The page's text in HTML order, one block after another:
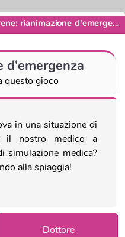
Sirene: rianimazione d'emergenza
d'emergenza
questo gioco
in una situazione di
il nostro medico a
simulazione medica?
alla spiaggia!
Dottore